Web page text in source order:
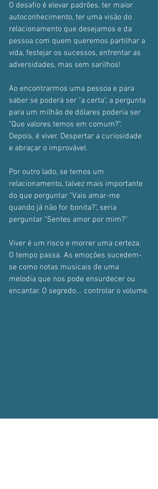
O desafio é elevar padrões, ter maior
autoconhecimento, ter uma visão do
relacionamento que desejamos e da
pessoa com quem queremos partilhar a
vida, festejar os sucessos, enfrentar as
adversidades, mas sem sarilhos!
Ao encontrarmos uma pessoa e para
saber se poderá ser "a certa", a pergunta
para um milhão de dólares poderia ser
"Que valores temos em comum?".
Depois, é viver. Despertar a curiosidade
e abraçar o improvável.
Por outro lado, se temos um
relacionamento, talvez mais importante
do que perguntar "Vais amar-me
quando já não for bonita?", seria
perguntar "Sentes amor por mim?"
Viver é um risco e morrer uma certeza.
O tempo passa. As emoções sucedem-
se como notas musicais de uma
melodia que nos pode ensurdecer ou
encantar. O segredo... controlar o volume.